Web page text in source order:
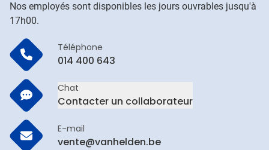
Nos employés sont disponibles les jours ouvrables jusqu'à
17h00.
Téléphone
014 400 643
Chat
Contacter un collaborateur
E-mail
vente@vanhelden.be